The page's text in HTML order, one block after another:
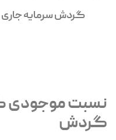
گردش سرمایه
نسبت موجودی
گردش